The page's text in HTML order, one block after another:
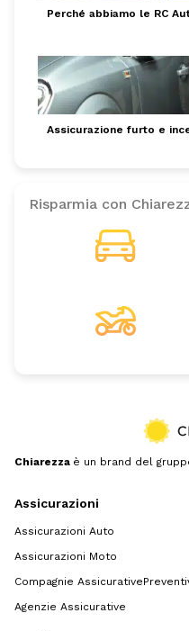
Perché abbiamo le RC
Assicurazione furto e
Risparmia con
Chiarezza è un brand del
Assicurazioni
Assicurazioni Auto
Assicurazioni Moto
Compagnie Assicurative
Agenzie Assicurative